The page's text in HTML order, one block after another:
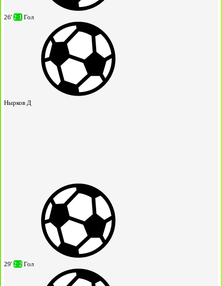
26' 2:1 Гол
Нырков Д
29' 2:2 Гол